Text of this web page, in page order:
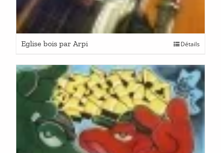
Eglise bois par Arpi Détails